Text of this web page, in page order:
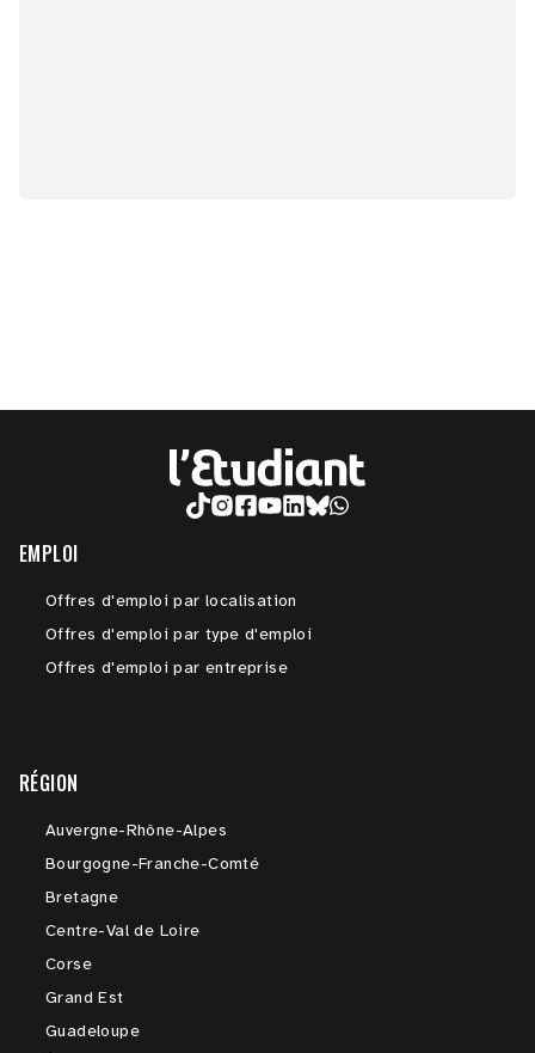
EMPLOI
Offres d'emploi par localisation
Offres d'emploi par type d'emploi
Offres d'emploi par entreprise
RÉGION
Auvergne-Rhône-Alpes
Bourgogne-Franche-Comté
Bretagne
Centre-Val de Loire
Corse
Grand Est
Guadeloupe